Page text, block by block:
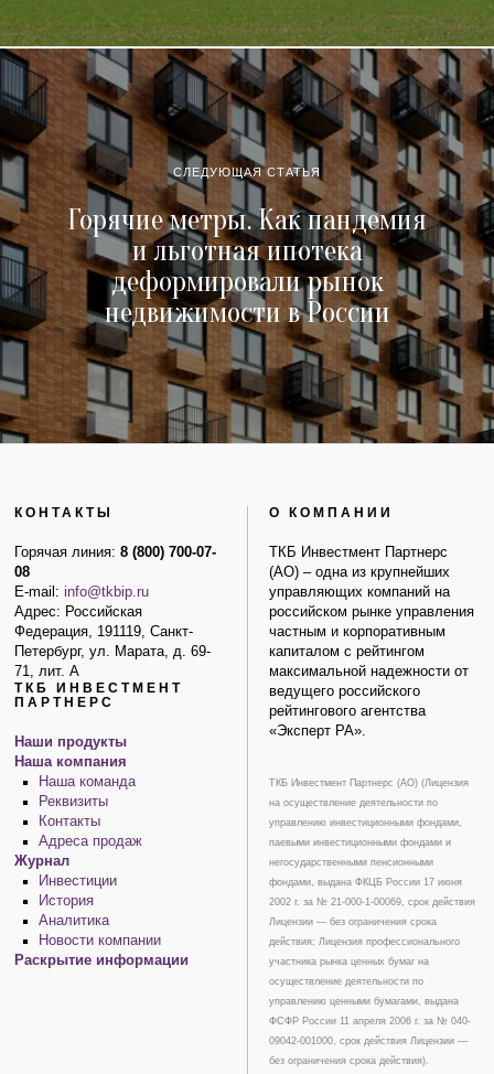
СЛЕДУЮЩАЯ СТАТЬЯ
Горячие метры. Как пандемия
и льготная ипотека
деформировали рынок
недвижимости в России
КОНТАКТЫ
Горячая линия:8 (800) 700-07-
08
E-mail:info@tkbip.ru
Адрес: Российская
Федерация, 191119, Санкт-
Петербург, ул. Марата, д. 69-
71, лит. А
ТКБ ИНВЕСТМЕНТ
ПАРТНЕРС
Наши продукты
Наша компания
Наша команда
Реквизиты
Контакты
Адреса продаж
Журнал
Инвестиции
История
Аналитика
Новости компании
Раскрытие информации
О КОМПАНИИ
ТКБ Инвестмент Партнерс
(АО) – одна из крупнейших
управляющих компаний на
российском рынке управления
частным и корпоративным
капиталом с рейтингом
максимальной надежности от
ведущего российского
рейтингового агентства
«Эксперт РА».
ТКБ Инвестмент Партнерс (АО) (Лицензия
на осуществление деятельности по
управлению инвестиционными фондами,
паевыми инвестиционными фондами и
негосударственными пенсионными
фондами, выдана ФКЦБ России 17 июня
2002 г. за № 21-000-1-00069, срок действия
Лицензии — без ограничения срока
действия; Лицензия профессионального
участника рынка ценных бумаг на
осуществление деятельности по
управлению ценными бумагами, выдана
ФСФР России 11 апреля 2006 г. за № 040-
09042-001000, срок действия Лицензии —
без ограничения срока действия).